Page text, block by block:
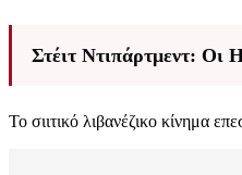
Στέιτ Ντιπάρτμεντ: Οι
Το σιιτικό λιβανέζικο κίνημα